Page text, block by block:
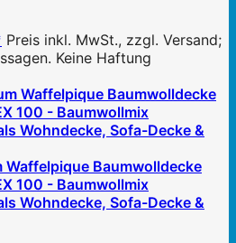
Preis inkl. MwSt., zzgl. Versand;
Keine Haftung
Waffelpique Baumwolldecke
100 - Baumwollmix
Wohndecke, Sofa-Decke &